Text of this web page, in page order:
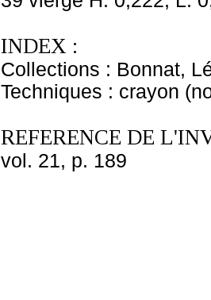
INDEX :
Collections : Bonnat,
Techniques : crayon
REFERENCE DE
vol. 21, p. 189